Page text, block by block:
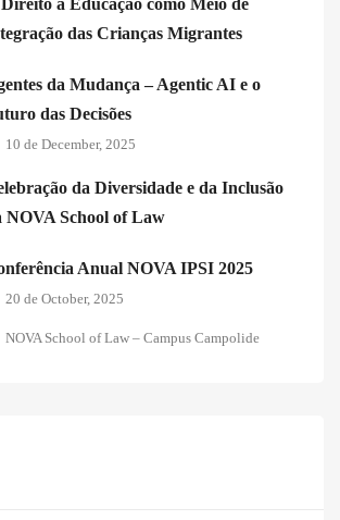
à Educação como Meio de
das Crianças Migrantes
da Mudança – Agentic AI e o
das Decisões
10 de December, 2025
da Diversidade e da Inclusão
NOVA School of Law
Anual NOVA IPSI 2025
20 de October, 2025
NOVA School of Law – Campus Campolide